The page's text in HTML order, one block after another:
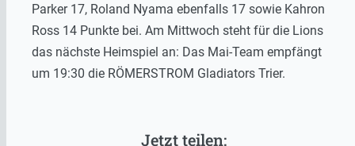
Parker 17, Roland Nyama ebenfalls 17 sowie Kahron
Ross 14 Punkte bei. Am Mittwoch steht für die Lions
das nächste Heimspiel an: Das Mai-Team empfängt
um 19:30 die RÖMERSTROM Gladiators Trier.